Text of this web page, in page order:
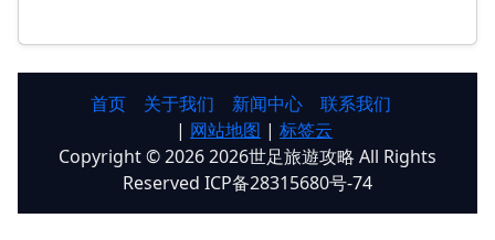
首页 关于我们 新闻中心
联系我们
| 网站地图 | 标签云
Copyright © 2026 2026世足旅遊攻略 All Rights
Reserved ICP备28315680号-74